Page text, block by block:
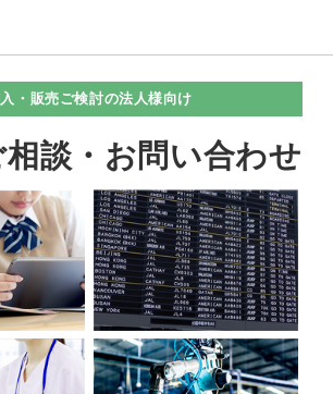
・販売ご検討の法人様向け
談・お問い合わせ